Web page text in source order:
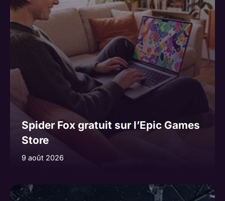
Spider Fox gratuit sur l’Epic Games
Store
9 août 2026